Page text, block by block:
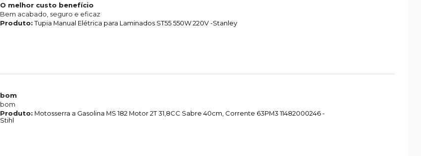
O melhor custo benefício
Bem acabado, seguro e eficaz
Produto:Tupia Manual Elétrica para Laminados ST55 550W 220V -Stanley
bom
bom
Produto: Motosserra a Gasolina MS 182 Motor 2T 31,8CC Sabre 40cm, Corrente 63PM3 11482000246 -
Stihl